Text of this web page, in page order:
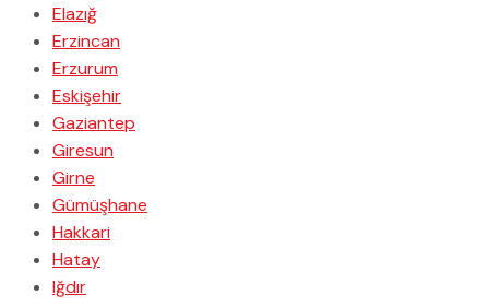
Elazığ
Erzincan
Erzurum
Eskişehir
Gaziantep
Giresun
Girne
Gümüşhane
Hakkari
Hatay
Iğdır